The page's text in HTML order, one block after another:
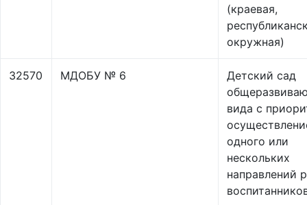
(краевая,
окружная)
32570 МДОБУ № 6
Детский сад
вида с
одного или
нескольких
направлений